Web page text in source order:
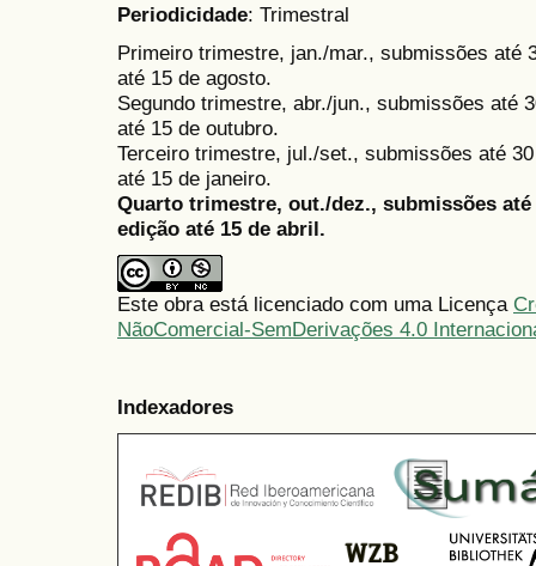
Periodicidade: Trimestral
Primeiro trimestre, jan./mar., submissões até
até 15 de agosto.
Segundo trimestre, abr./jun., submissões até
até 15 de outubro.
Terceiro trimestre, jul./set., submissões até
até 15 de janeiro.
Quarto trimestre, out./dez., submissões
edição até 15 de abril.
Este obra está licenciado com uma Licença
NãoComercial-SemDerivações 4.0
Indexadores